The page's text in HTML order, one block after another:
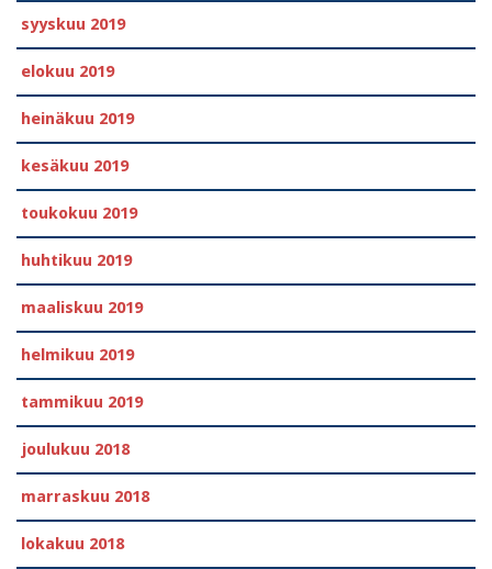
syyskuu 2019
elokuu 2019
heinäkuu 2019
kesäkuu 2019
toukokuu 2019
huhtikuu 2019
maaliskuu 2019
helmikuu 2019
tammikuu 2019
joulukuu 2018
marraskuu 2018
lokakuu 2018